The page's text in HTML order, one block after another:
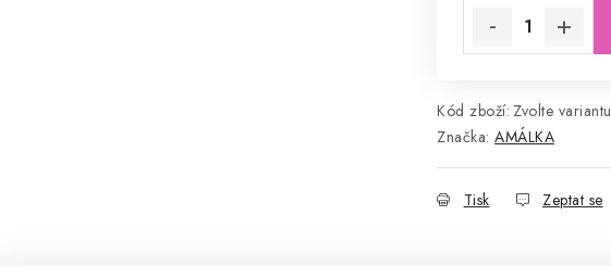
Kód zboží: Zvolte variantu
Značka: AMÁLKA
Tisk Zeptat se